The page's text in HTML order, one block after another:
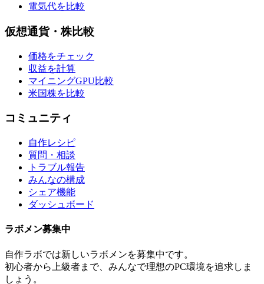
電気代を比較
仮想通貨・株比較
価格をチェック
収益を計算
マイニングGPU比較
米国株を比較
コミュニティ
自作レシピ
質問・相談
トラブル報告
みんなの構成
シェア機能
ダッシュボード
ラボメン募集中
自作ラボでは新しいラボメンを募集中です。
初心者から上級者まで、みんなで理想のPC環境を追求しま
しょう。